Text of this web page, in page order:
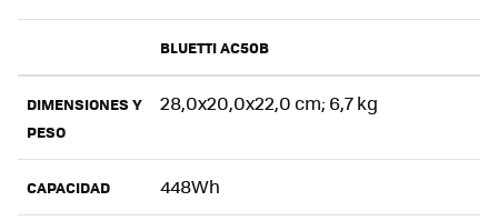
BLUETTI AC50B
DIMENSIONES Y
PESO
28,0x20,0x22,0 cm; 6,7 kg
CAPACIDAD 448Wh